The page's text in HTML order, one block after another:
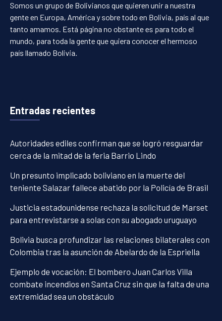
Somos un grupo de Bolivianos que quieren unir a nuestra
gente en Europa, América y sobre todo en Bolivia, país al que
tanto amamos. Está página no obstante es para todo el
mundo, para toda la gente que quiera conocer el hermoso
país llamado Bolivia.
Entradas recientes
Autoridades ediles confirman que se logró resguardar
cerca de la mitad de la feria Barrio Lindo
Un presunto implicado boliviano en la muerte del
teniente Salazar fallece abatido por la Policía de Brasil
Justicia estadounidense rechaza la solicitud de Marset
para entrevistarse a solas con su abogado uruguayo
Bolivia busca profundizar las relaciones bilaterales con
Colombia tras la asunción de Abelardo de la Espriella
Ejemplo de vocación: El bombero Juan Carlos Villa
combate incendios en Santa Cruz sin que la falta de una
extremidad sea un obstáculo